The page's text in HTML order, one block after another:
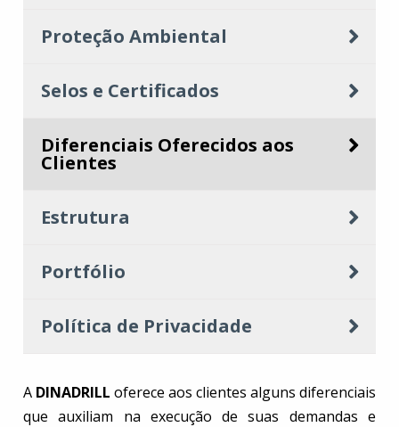
Proteção Ambiental
Selos e Certificados
Diferenciais Oferecidos aos
Clientes
Estrutura
Portfólio
Política de Privacidade
A DINADRILL oferece aos clientes alguns diferenciais
que auxiliam na execução de suas demandas e